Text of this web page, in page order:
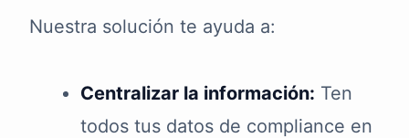
Nuestra solución te ayuda a:
Centralizar la información: Ten
todos tus datos de compliance en